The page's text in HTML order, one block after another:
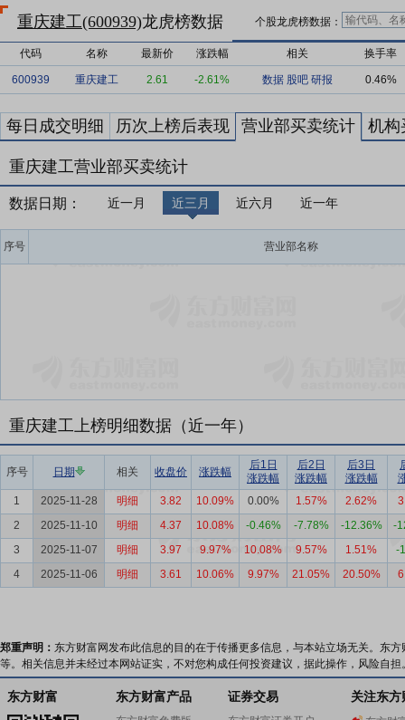
重庆建工(600939)龙虎榜数据 个股龙虎榜数据：
代码 名称 最新价 涨跌幅 相关 换手率
600939 重庆建工 2.61 -2.61% 数据 股吧 研报 0.46%
每日成交明细 历次上榜后表现 营业部买卖统计 机构
重庆建工营业部买卖统计
数据日期： 近一月 近三月 近六月 近一年
序号 营业部名称
重庆建工上榜明细数据（近一年）
序号 日期 相关 收盘价 涨跌幅
后1日
涨跌幅
后2日
涨跌幅
后3日
涨跌幅
1
2025-11-28 明细 3.82 10.09% 0.00% 1.57% 2.62%
2
2025-11-10 明细 4.37 10.08% -0.46% -7.78% -12.36%
-
3
2025-11-07 明细 3.97 9.97% 10.08% 9.57% 1.51%
-
4
2025-11-06 明细 3.61 10.06% 9.97% 21.05% 20.50%
郑重声明： 东方财富网发布此信息的目的在于传播更多信息，与本站立场无关。东
等。相关信息并未经过本网站证实，不对您构成任何投资建议，据此操作，风险自担